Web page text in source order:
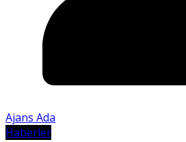
Ajans Ada
Haberler